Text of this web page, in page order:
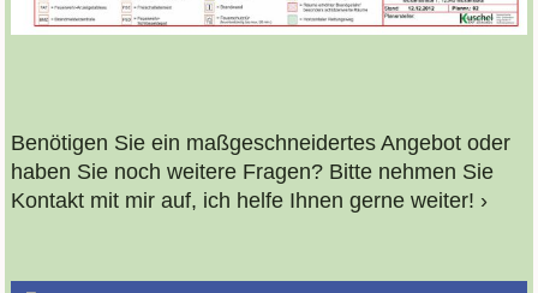
Benötigen Sie ein maßgeschneidertes Angebot oder
haben Sie noch weitere Fragen? Bitte nehmen Sie
Kontakt mit mir auf, ich helfe Ihnen gerne weiter!